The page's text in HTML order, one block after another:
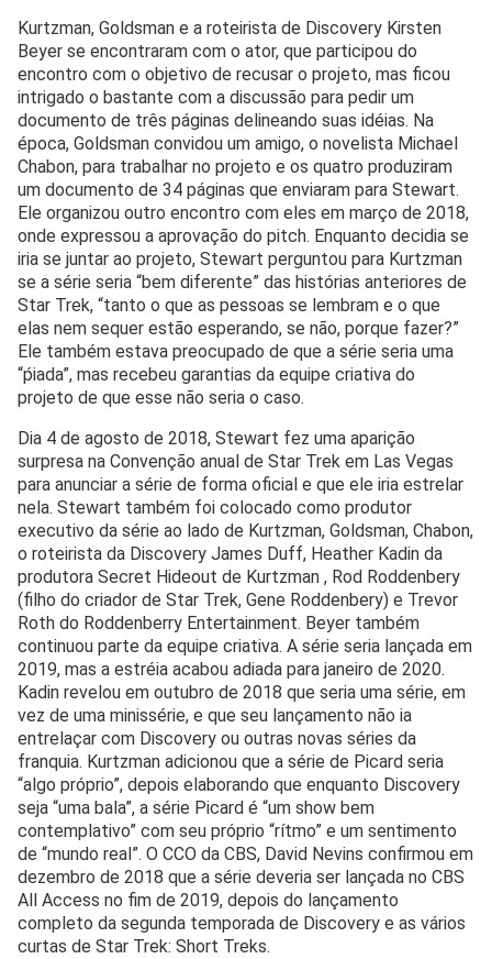
Kurtzman, Goldsman e a roteirista de Discovery Kirsten
Beyer se encontraram com o ator, que participou do
encontro com o objetivo de recusar o projeto, mas ficou
intrigado o bastante com a discussão para pedir um
documento de três páginas delineando suas idéias. Na
época, Goldsman convidou um amigo, o novelista Michael
Chabon, para trabalhar no projeto e os quatro produziram
um documento de 34 páginas que enviaram para Stewart.
Ele organizou outro encontro com eles em março de 2018,
onde expressou a aprovação do pitch. Enquanto decidia se
iria se juntar ao projeto, Stewart perguntou para Kurtzman
se a série seria “bem diferente” das histórias anteriores de
Star Trek, “tanto o que as pessoas se lembram e o que
elas nem sequer estão esperando, se não, porque fazer?”
Ele também estava preocupado de que a série seria uma
“ṕiada”, mas recebeu garantias da equipe criativa do
projeto de que esse não seria o caso.
Dia 4 de agosto de 2018, Stewart fez uma aparição
surpresa na Convenção anual de Star Trek em Las Vegas
para anunciar a série de forma oficial e que ele iria estrelar
nela. Stewart também foi colocado como produtor
executivo da série ao lado de Kurtzman, Goldsman, Chabon,
o roteirista da Discovery James Duff, Heather Kadin da
produtora Secret Hideout de Kurtzman , Rod Roddenbery
(filho do criador de Star Trek, Gene Roddenbery) e Trevor
Roth do Roddenberry Entertainment. Beyer também
continuou parte da equipe criativa. A série seria lançada em
2019, mas a estréia acabou adiada para janeiro de 2020.
Kadin revelou em outubro de 2018 que seria uma série, em
vez de uma minissérie, e que seu lançamento não ia
entrelaçar com Discovery ou outras novas séries da
franquia. Kurtzman adicionou que a série de Picard seria
“algo próprio”, depois elaborando que enquanto Discovery
seja “uma bala”, a série Picard é “um show bem
contemplativo” com seu próprio “rítmo” e um sentimento
de “mundo real”. O CCO da CBS, David Nevins confirmou em
dezembro de 2018 que a série deveria ser lançada no CBS
All Access no fim de 2019, depois do lançamento
completo da segunda temporada de Discovery e as vários
curtas de Star Trek: Short Treks.